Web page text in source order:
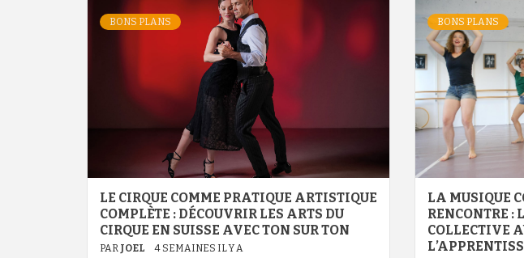
BONS PLANS
LE CIRQUE COMME PRATIQUE ARTISTIQUE
COMPLÈTE : DÉCOUVRIR LES ARTS DU
CIRQUE EN SUISSE AVEC TON SUR TON
PAR JOEL 4 SEMAINES IL Y A
BONS PLANS
LA MUSIQUE
RENCONTRE :
COLLECTIVE